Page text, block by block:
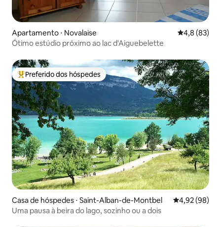
Apartamento ⋅ Novalaise 4,8 de uma
4,8 (83)
Ótimo estúdio próximo ao lac d'Aiguebelette
Entre os melhores preferidos dos hóspedes
Preferido dos hóspedes
Casa de hóspedes ⋅ Saint-Alban-de-Montbel 4,92 de uma
4,92 (98)
Uma pausa à beira do lago, sozinho ou a dois